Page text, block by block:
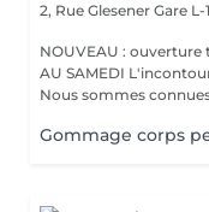
2, Rue Glesener Gare L-
NOUVEAU : ouverture
AU SAMEDI L'incontournable institut de beauté à Luxembourg.
Nous sommes
Gommage corps